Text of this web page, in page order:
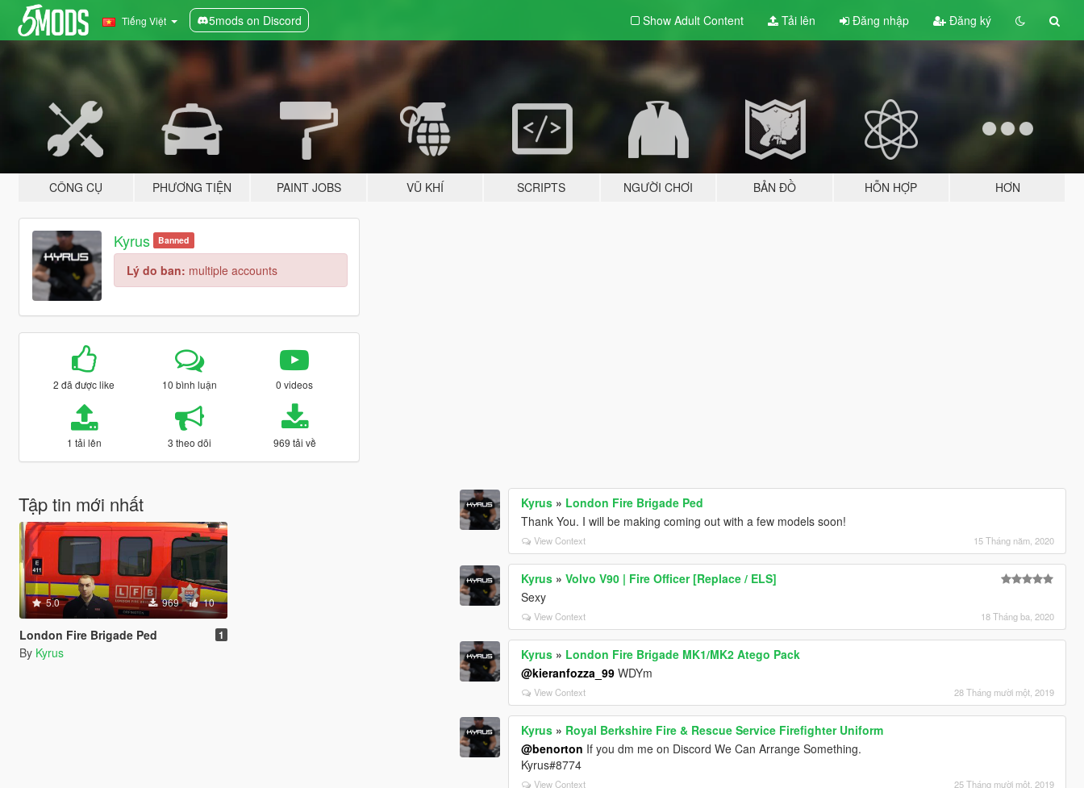
Tiếng Việt 5mods on Discord Show Adult Content Tải lên Đăng nhập Đăng ký
CÔNG CỤ PHƯƠNG TIỆN PAINT JOBS VŨ KHÍ SCRIPTS NGƯỜI CHƠI BẢN ĐỒ HỖN HỢP HƠN
Kyrus Banned
Lý do ban: multiple accounts
2 đã được like 10 bình luận 0 videos
1 tải lên 3 theo dõi 969 tải về
Tập tin mới nhất
5.0 969 10
London Fire Brigade Ped 1
By Kyrus
Kyrus » London Fire Brigade Ped
Thank You. I will be making coming out with a few models soon!
View Context 15 Tháng năm, 2020
Kyrus »Volvo V90 | Fire Officer [Replace / ELS]
Sexy
View Context 18 Tháng ba, 2020
Kyrus » London Fire Brigade MK1/MK2 Atego Pack
@kieranfozza_99 WDYm
View Context 28 Tháng mười một, 2019
Kyrus » Royal Berkshire Fire & Rescue Service Firefighter Uniform
@benorton If you dm me on Discord We Can Arrange Something.
Kyrus#8774
View Context 25 Tháng mười một, 2019